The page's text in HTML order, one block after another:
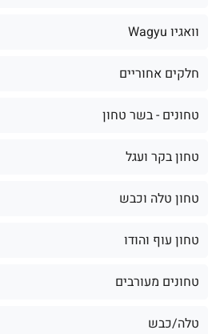
וואגיו Wagyu
חלקים אחוריים
טחונים - בשר טחון
טחון בקר ועגל
טחון טלה וכבש
טחון עוף והודו
טחונים מעורבים
טלה/כבש